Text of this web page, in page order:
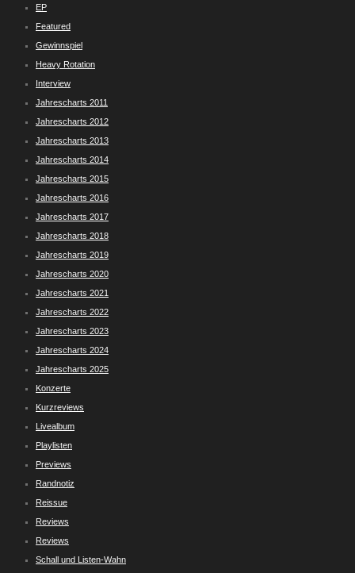
EP
Featured
Gewinnspiel
Heavy Rotation
Interview
Jahrescharts 2011
Jahrescharts 2012
Jahrescharts 2013
Jahrescharts 2014
Jahrescharts 2015
Jahrescharts 2016
Jahrescharts 2017
Jahrescharts 2018
Jahrescharts 2019
Jahrescharts 2020
Jahrescharts 2021
Jahrescharts 2022
Jahrescharts 2023
Jahrescharts 2024
Jahrescharts 2025
Konzerte
Kurzreviews
Livealbum
Playlisten
Previews
Randnotiz
Reissue
Reviews
Reviews
Schall und Listen-Wahn